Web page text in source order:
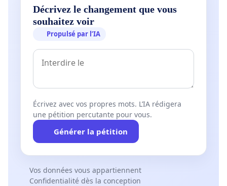
Décrivez le changement que vous
souhaitez voir
Propulsé par l’IA
Écrivez avec vos propres mots. L’IA rédigera
une pétition percutante pour vous.
Générer la pétition
Vos données vous appartiennent
Confidentialité dès la conception